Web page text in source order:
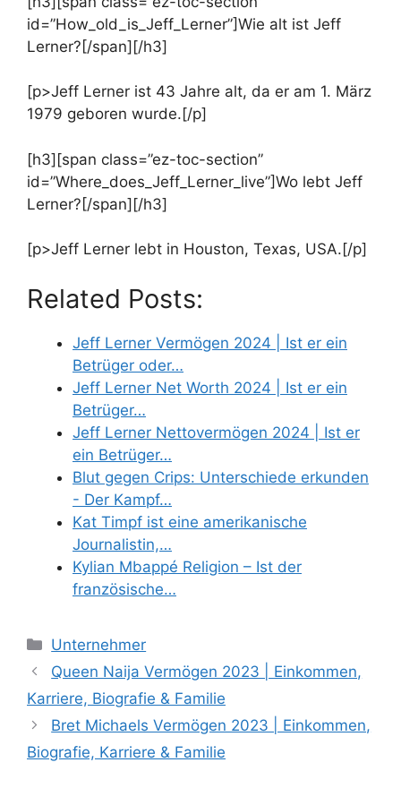
id=”How_old_is_Jeff_Lerner”]Wie alt ist Jeff
Lerner?[/span][/h3]
[p>Jeff Lerner ist 43 Jahre alt, da er am 1. März
1979 geboren wurde.[/p]
[h3][span class=”ez-toc-section”
id=”Where_does_Jeff_Lerner_live”]Wo lebt Jeff
Lerner?[/span][/h3]
[p>Jeff Lerner lebt in Houston, Texas, USA.[/p]
Related Posts:
Jeff Lerner Vermögen 2024 | Ist er ein
Betrüger oder…
Jeff Lerner Net Worth 2024 | Ist er ein
Betrüger…
Jeff Lerner Nettovermögen 2024 | Ist er
ein Betrüger…
Blut gegen Crips: Unterschiede erkunden
- Der Kampf…
Kat Timpf ist eine amerikanische
Journalistin,…
Kylian Mbappé Religion – Ist der
französische…
Categories
Unternehmer
Queen Naija Vermögen 2023 | Einkommen,
Karriere, Biografie & Familie
Bret Michaels Vermögen 2023 | Einkommen,
Biografie, Karriere & Familie